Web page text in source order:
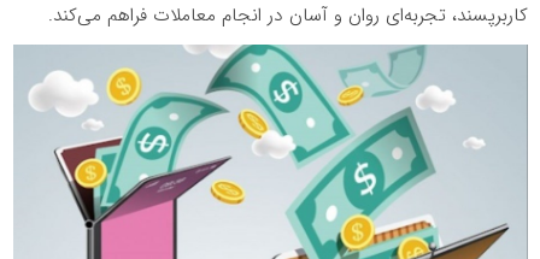
کاربرپسند، تجربه‌ای روان و آسان در انجام معاملات فراهم می‌کند.